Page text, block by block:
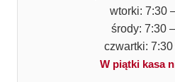
wtorki: 7:30
środy: 7:30
czwartki:
W piątki kasa